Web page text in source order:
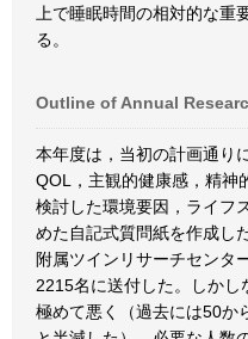
上で睡眠時間の相対的な重
る。
Outline of Annual
本年度は，当初の計画通り
QOL，主観的健康感，精神
検討した環境要因，ライフ
めた自記式質問紙を作成し
附属ツインリサーチセンタ
2215名に送付した。しか
極めて悪く（過去には50か